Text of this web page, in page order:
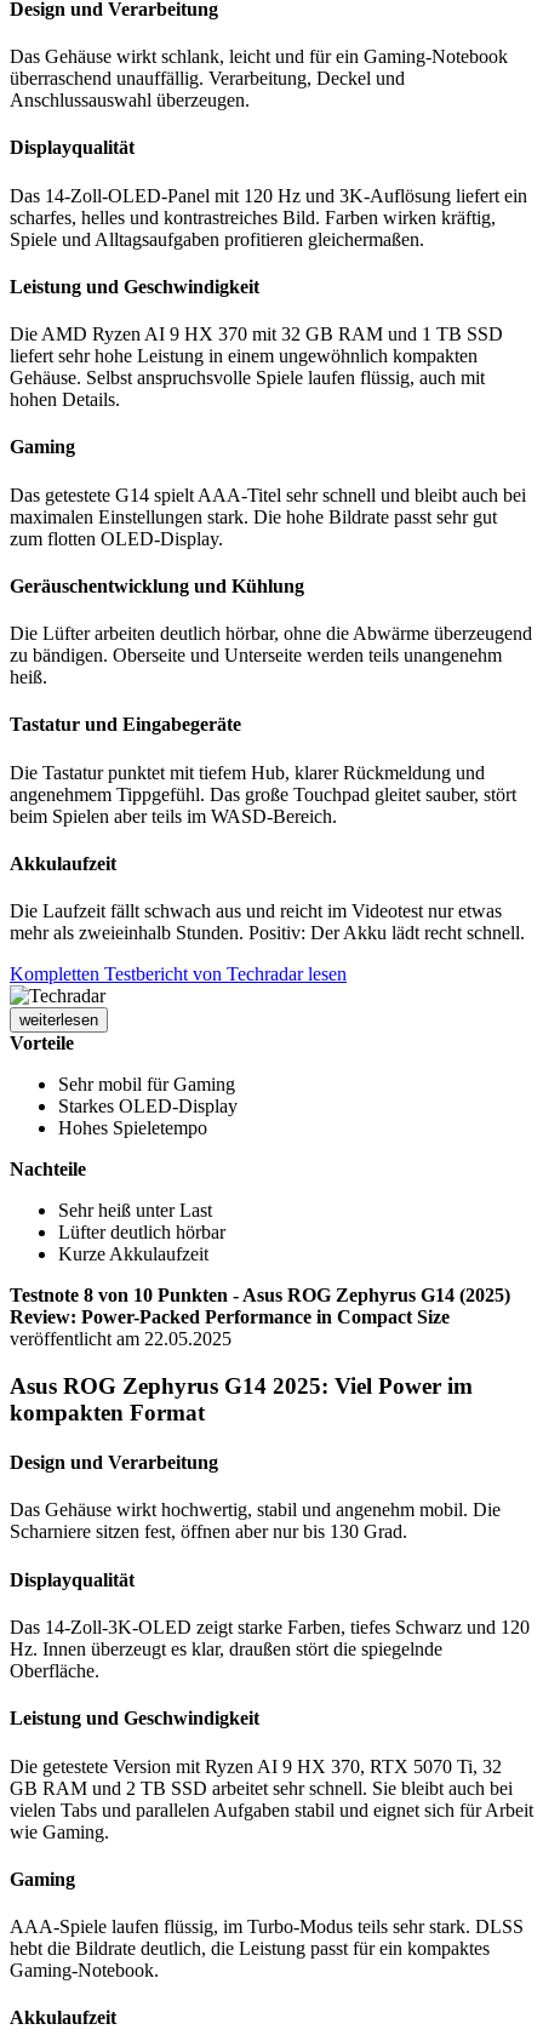
Design und Verarbeitung
Das Gehäuse wirkt schlank, leicht und für ein Gaming-Notebook
überraschend unauffällig. Verarbeitung, Deckel und
Anschlussauswahl überzeugen.
Displayqualität
Das 14-Zoll-OLED-Panel mit 120 Hz und 3K-Auflösung liefert ein
scharfes, helles und kontrastreiches Bild. Farben wirken kräftig,
Spiele und Alltagsaufgaben profitieren gleichermaßen.
Leistung und Geschwindigkeit
Die AMD Ryzen AI 9 HX 370 mit 32 GB RAM und 1 TB SSD
liefert sehr hohe Leistung in einem ungewöhnlich kompakten
Gehäuse. Selbst anspruchsvolle Spiele laufen flüssig, auch mit
hohen Details.
Gaming
Das getestete G14 spielt AAA-Titel sehr schnell und bleibt auch bei
maximalen Einstellungen stark. Die hohe Bildrate passt sehr gut
zum flotten OLED-Display.
Geräuschentwicklung und Kühlung
Die Lüfter arbeiten deutlich hörbar, ohne die Abwärme überzeugend
zu bändigen. Oberseite und Unterseite werden teils unangenehm
heiß.
Tastatur und Eingabegeräte
Die Tastatur punktet mit tiefem Hub, klarer Rückmeldung und
angenehmem Tippgefühl. Das große Touchpad gleitet sauber, stört
beim Spielen aber teils im WASD-Bereich.
Akkulaufzeit
Die Laufzeit fällt schwach aus und reicht im Videotest nur etwas
mehr als zweieinhalb Stunden. Positiv: Der Akku lädt recht schnell.
Kompletten Testbericht von Techradar lesen
weiterlesen
Vorteile
Sehr mobil für Gaming
Starkes OLED-Display
Hohes Spieletempo
Nachteile
Sehr heiß unter Last
Lüfter deutlich hörbar
Kurze Akkulaufzeit
Testnote 8 von 10 Punkten - Asus ROG Zephyrus G14 (2025)
Review: Power-Packed Performance in Compact Size
veröffentlicht am 22.05.2025
Asus ROG Zephyrus G14 2025: Viel Power im
kompakten Format
Design und Verarbeitung
Das Gehäuse wirkt hochwertig, stabil und angenehm mobil. Die
Scharniere sitzen fest, öffnen aber nur bis 130 Grad.
Displayqualität
Das 14-Zoll-3K-OLED zeigt starke Farben, tiefes Schwarz und 120
Hz. Innen überzeugt es klar, draußen stört die spiegelnde
Oberfläche.
Leistung und Geschwindigkeit
Die getestete Version mit Ryzen AI 9 HX 370, RTX 5070 Ti, 32
GB RAM und 2 TB SSD arbeitet sehr schnell. Sie bleibt auch bei
vielen Tabs und parallelen Aufgaben stabil und eignet sich für Arbeit
wie Gaming.
Gaming
AAA-Spiele laufen flüssig, im Turbo-Modus teils sehr stark. DLSS
hebt die Bildrate deutlich, die Leistung passt für ein kompaktes
Gaming-Notebook.
Akkulaufzeit